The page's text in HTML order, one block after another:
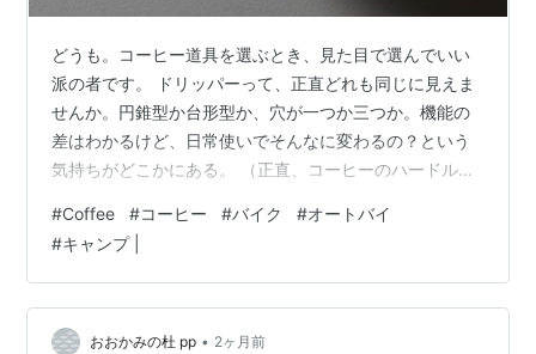
どうも。コーヒー道具を選ぶとき、見た目で選んでいい
派の者です。 ドリッパーって、正直どれも同じに見えま
せんか。円錐型か台形型か、穴が一つか三つか。機能の
差はわかるけど、日常使いでそんなに変わるの？という
気持ちがどこかにある。 （正直、コーヒーのハードル最
て、その考えが変わりました。 見た目が全然違う。結構
大事で、それだけで毎朝のコーヒーが少し楽しくなりま
した。美しいのですよ。 ドリッパー選びで迷っている
方、特に私のような「機能より見た目も大事」と思って
いる方に参考になればと思います。 ORIGAMIドリッパー
#Coffee #コーヒー #バイク #オートバイ
#キャンプ |
おおかみの杜 pp • 2ヶ月前